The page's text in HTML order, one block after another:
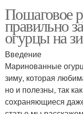
Пошаговое
правильно
огурцы на
Введение
Маринованные
зиму, которая
но и полезны, так
сохраняющиеся